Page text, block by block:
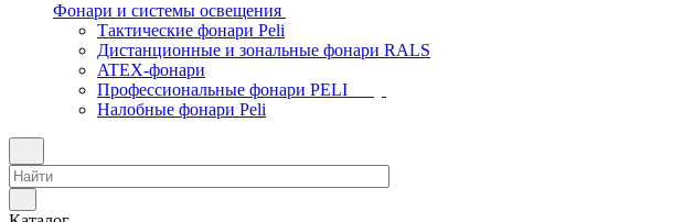
Фонари и системы освещения
Тактические фонари Peli
Дистанционные и зональные фонари RALS
ATEX-фонари
Профессиональные фонари PELI
Налобные фонари Peli